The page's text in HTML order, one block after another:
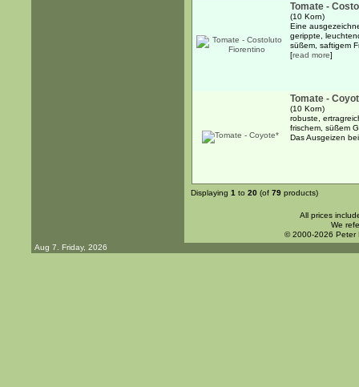
Tomate -
(10 Korn)
Eine
gerippte,
süßem, saftigem
[read more]
Tomate -
(10 Korn)
robuste,
frischem, süßem
Das Ausgeizen
Displaying 1 to 20 (of 79 products)
All prices
We
© 2000-2026 Peter
Aug 7. Friday, 2026